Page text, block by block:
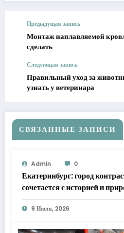
Предыдущая запись
Монтаж наплавляемой
сделать
Следующая запись
Правильный уход за
узнать у ветеринара
СВЯЗАННЫЕ ЗАПИСИ
Admin 0
Екатеринбург: город
сочетается с историей и
9 Июля, 2026